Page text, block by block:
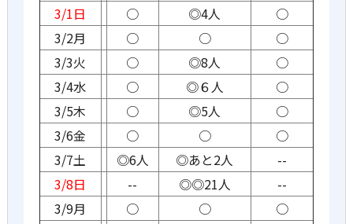
3/1日
○ ◎4人
○
3/2月
○ ○
○
3/3火
○ ◎8人
○
3/4水
○ ◎６人
○
3/5木
○ ◎5人
○
3/6金
○ ○
○
3/7土
◎6人 ◎あと2人
--
3/8日
-- ◎◎21人
--
3/9月
○ ○
○